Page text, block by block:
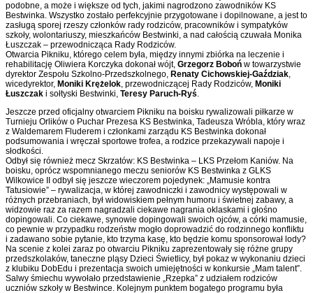
podobne, a może i większe od tych, jakimi nagrodzono zawodników KS
Bestwinka. Wszystko zostało perfekcyjnie przygotowane i dopilnowane, a jest to
zasługą sporej rzeszy członków rady rodziców, pracowników i sympatyków
szkoły, wolontariuszy, mieszkańców Bestwinki, a nad całością czuwała Monika
Łuszczak – przewodnicząca Rady Rodziców.
Otwarcia Pikniku, którego celem była, między innymi zbiórka na leczenie i
rehabilitację Oliwiera Korczyka dokonał wójt, Grzegorz Boboń w towarzystwie
dyrektor Zespołu Szkolno-Przedszkolnego, Renaty Cichowskiej-Gaździak,
wicedyrektor, Moniki Krężelok, przewodniczącej Rady Rodziców, Moniki
Łuszczak i sołtyski Bestwinki, Teresy Paruch-Ryś.
Jeszcze przed oficjalny otwarciem Pikniku na boisku rywalizowali piłkarze w
Turnieju Orlików o Puchar Prezesa KS Bestwinka, Tadeusza Wróbla, który wraz
z Waldemarem Fluderem i członkami zarządu KS Bestwinka dokonał
podsumowania i wręczał sportowe trofea, a rodzice przekazywali napoje i
słodkości.
Odbył się również mecz Skrzatów: KS Bestwinka – LKS Przełom Kaniów. Na
boisku, oprócz wspomnianego meczu seniorów KS Bestwinka z GLKS
Wilkowice II odbył się jeszcze wieczorem pojedynek: „Mamusie kontra
Tatusiowie” – rywalizacja, w której zawodniczki i zawodnicy występowali w
różnych przebraniach, był widowiskiem pełnym humoru i świetnej zabawy, a
widzowie raz za razem nagradzali ciekawe nagrania oklaskami i głośno
dopingowali. Co ciekawe, synowie dopingowali swoich ojców, a córki mamusie,
co pewnie w przypadku rodzeństw mogło doprowadzić do rodzinnego konfliktu
i zadawano sobie pytanie, kto trzyma kasę, kto będzie komu sponsorował lody?
Na scenie z kolei zaraz po otwarciu Pikniku zaprezentowały się różne grupy
przedszkolaków, taneczne pląsy Dzieci Świetlicy, był pokaz w wykonaniu dzieci
z klubiku DobEdu i prezentacja swoich umiejętności w konkursie „Mam talent”.
Salwy śmiechu wywołało przedstawienie „Rzepka” z udziałem rodziców
uczniów szkoły w Bestwince. Kolejnym punktem bogatego programu była